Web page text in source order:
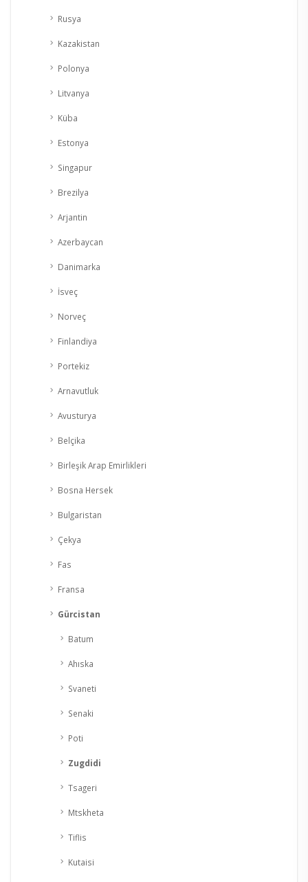
Rusya
Kazakistan
Polonya
Litvanya
Küba
Estonya
Singapur
Brezilya
Arjantin
Azerbaycan
Danimarka
İsveç
Norveç
Finlandiya
Portekiz
Arnavutluk
Avusturya
Belçika
Birleşik Arap Emirlikleri
Bosna Hersek
Bulgaristan
Çekya
Fas
Fransa
Gürcistan
Batum
Ahıska
Svaneti
Senaki
Poti
Zugdidi
Tsageri
Mtskheta
Tiflis
Kutaisi